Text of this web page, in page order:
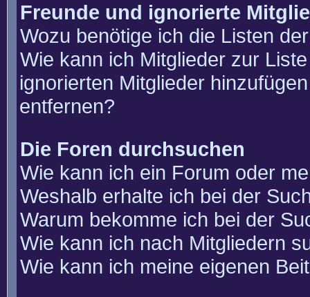
Freunde und ignorierte
Wozu benötige ich die Listen
Wie kann ich Mitglieder zur
ignorierten Mitglieder
entfernen?
Die Foren durchsuchen
Wie kann ich ein Forum oder
Weshalb erhalte ich bei der
Warum bekomme ich bei der
Wie kann ich nach Mitgliedern
Wie kann ich meine eigenen